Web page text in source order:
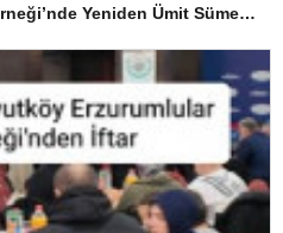
Arnavutköy Samsunlular Derneği’nde Yeniden Ümit Süme Dönemi